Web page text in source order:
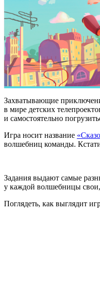
Захватывающие
в мире детских
и самостоятельно
Игра носит название
волшебниц команды.
Задания выдают самые
у каждой волшебницы
Поглядеть, как выглядит